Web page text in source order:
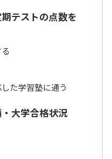
テストの点数を
た学習塾に通う
大学合格状況